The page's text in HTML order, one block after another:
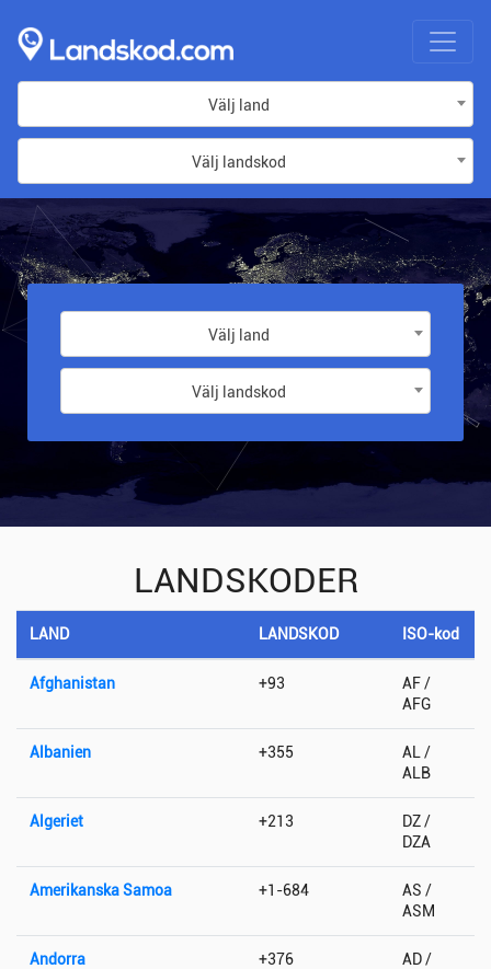
Välj land
Välj landskod
Välj land
Välj landskod
LANDSKODER
LAND LANDSKOD ISO-kod
Afghanistan +93
AF /
AFG
Albanien +355
AL /
ALB
Algeriet +213
DZ /
DZA
Amerikanska Samoa +1-684
AS /
ASM
Andorra +376
AD /